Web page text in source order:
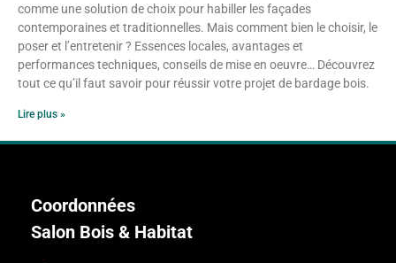
comme une solution de choix pour habiller les façades
contemporaines et traditionnelles. Mais comment bien le choisir, le
poser et l’entretenir ? Essences locales, avantages et
performances techniques, conseils de mise en oeuvre… Découvrez
tout ce qu’il faut savoir pour réussir votre projet de bardage bois.
Lire plus »
Coordonnées
Salon Bois & Habitat